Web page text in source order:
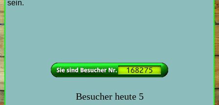
sein.
Besucher heute 5